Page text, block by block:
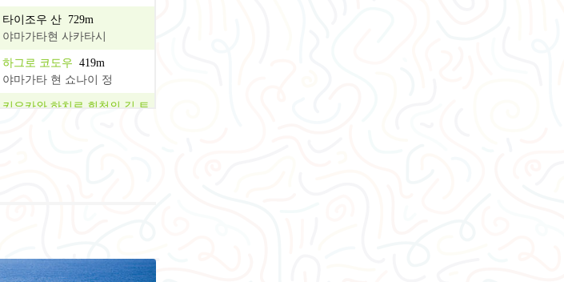
타이조우 산 729m
야마가타현 사카타시
하그로 코도우 419m
야마가타 현 쇼나이 정
키요카와 하치로 회천의 길 트
야마가타현 쯔루오카 시